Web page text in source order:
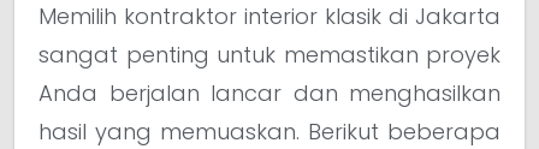
Memilih kontraktor interior klasik di Jakarta
sangat penting untuk memastikan proyek
Anda berjalan lancar dan menghasilkan
hasil yang memuaskan. Berikut beberapa